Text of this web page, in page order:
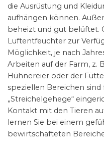
die Ausrüstung und
aufhängen können.
beheizt und gut belüftet.
Luftentfeuchter zur
Möglichkeit, je nach
Arbeiten auf der Farm, z.
Hühnereier oder der
speziellen Bereichen sind
„Streichelgehege“
Kontakt mit den Tieren
lernen Sie bei einem
bewirtschafteten